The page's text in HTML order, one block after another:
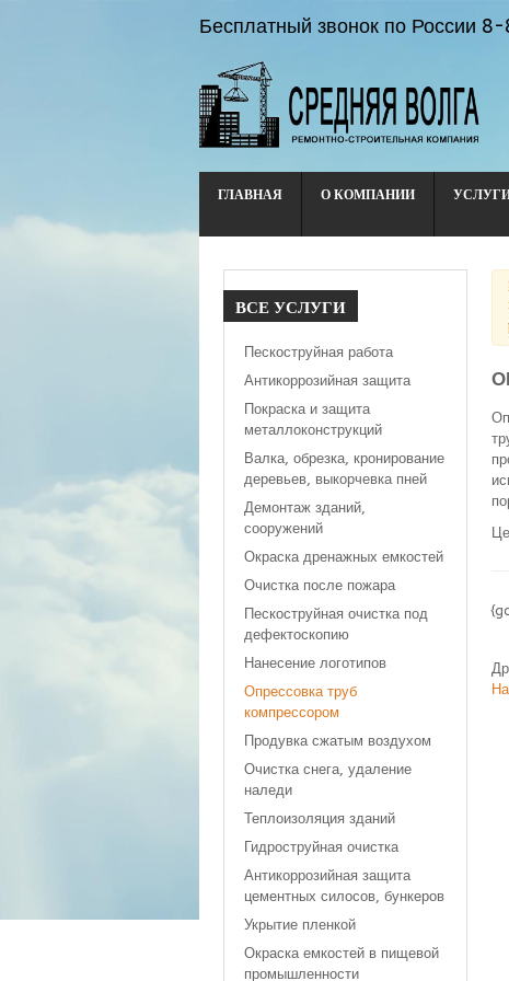
Бесплатный звонок по
ГЛАВНАЯ О КОМПАНИИ
ВСЕ УСЛУГИ
Пескоструйная работа
Антикоррозийная защита
Покраска и защита
металлоконструкций
Валка, обрезка, кронирование
деревьев, выкорчевка пней
Демонтаж зданий,
сооружений
Окраска дренажных емкостей
Очистка после пожара
Пескоструйная очистка под
дефектоскопию
Нанесение логотипов
Опрессовка труб
компрессором
Продувка сжатым воздухом
Очистка снега, удаление
наледи
Теплоизоляция зданий
Гидроструйная очистка
Антикоррозийная защита
цементных силосов, бункеров
Укрытие пленкой
Окраска емкостей в пищевой
промышленности